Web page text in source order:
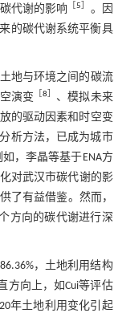
代谢的影响
［5
。因
的碳代谢系统平衡具
地与环境之间的碳流
演变 ［8
、模拟未来
的驱动因素和时空变
析方法，已成为城市
，李晶等基于ENA方
对武汉市碳代谢的影
了有益借鉴。然而，
方向的碳代谢进行深
，土地利用结构
方向上，如Cui等评估
年土地利用变化引起